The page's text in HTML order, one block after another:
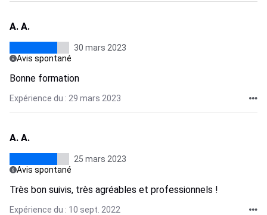
A. A.
30 mars 2023
Avis spontané
Bonne formation
Expérience du : 29 mars 2023
A. A.
25 mars 2023
Avis spontané
Très bon suivis, très agréables et professionnels !
Expérience du : 10 sept. 2022